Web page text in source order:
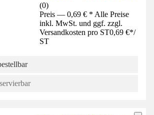
(0)
Preis — 0,69 € * Alle Preise
inkl. MwSt. und ggf. zzgl.
Versandkosten pro ST0,69 €*/
ST